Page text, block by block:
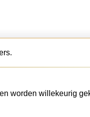
worden willekeurig